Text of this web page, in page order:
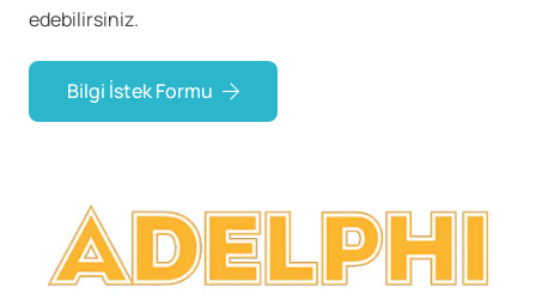
edebilirsiniz.
Bilgi İstek Formu